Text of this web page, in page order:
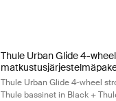
Tinted Taupe
TummaMusta
vastasyntyneenpaketti
Thule Urban Glide 4-wheel
Thule Urban Glide 4-wheel
Thule bassinet in Black +